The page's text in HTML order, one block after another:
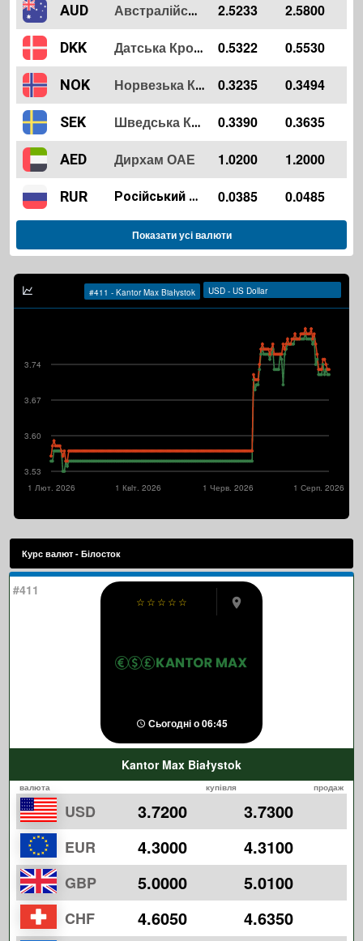
AUD Австралійський Долар 2.5233 2.5800
DKK Датська Крона 0.5322 0.5530
NOK Норвезька Крона 0.3235 0.3494
SEK Шведська Крона 0.3390 0.3635
AED Дирхам ОАЕ 1.0200 1.2000
RUR Російський Рубль 0.0385 0.0485
Показати усі валюти
3.53
3.60
3.67
3.74
1 Серп. 2026
1 Черв. 2026
1 Квiт. 2026
1 Лют. 2026
Курс валют - Білосток
#411
☆
☆
☆
☆
☆
Сьогодні о 06:45
Kantor Max Białystok
валюта купівля продаж
USD 3.7200 3.7300
EUR 4.3000 4.3100
GBP 5.0000 5.0100
CHF 4.6050 4.6350